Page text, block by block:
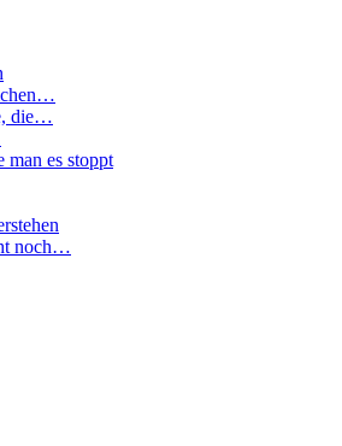
die…
es stoppt
noch…